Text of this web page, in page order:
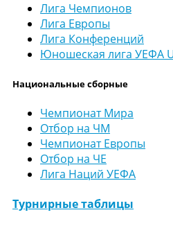
Лига Чемпионов
Лига Европы
Лига Конференций
Юношеская лига УЕФА
Национальные сборные
Чемпионат Мира
Отбор на ЧМ
Чемпионат Европы
Отбор на ЧЕ
Лига Наций УЕФА
Турнирные таблицы